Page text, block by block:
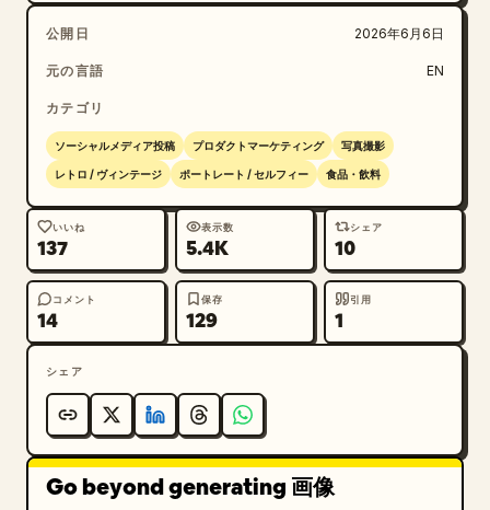
公開日 2026年6月6日
元の言語 EN
カテゴリ
ソーシャルメディア投稿 プロダクトマーケティング 写真撮影
レトロ / ヴィンテージ ポートレート / セルフィー 食品・飲料
いいね
137
表示数
5.4K
シェア
10
コメント
14
保存
129
引用
1
シェア
Go beyond generating 画像